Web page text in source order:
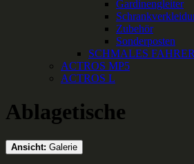
Gardinengleiter
Zubehör
Sonderposten
SCHMALES
ACTROS MP5
ACTROS L
Ablagetische
Ansicht: Galerie